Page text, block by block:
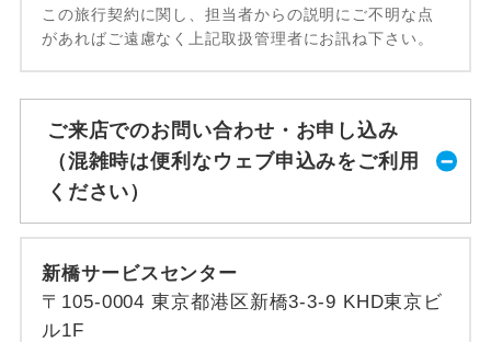
この旅行契約に関し、担当者からの説明にご不明な点
があればご遠慮なく上記取扱管理者にお訊ね下さい。
ご来店でのお問い合わせ・お申し込み
（混雑時は便利なウェブ申込みをご利用
ください）
新橋サービスセンター
〒105-0004 東京都港区新橋3-3-9 KHD東京ビ
ル1F